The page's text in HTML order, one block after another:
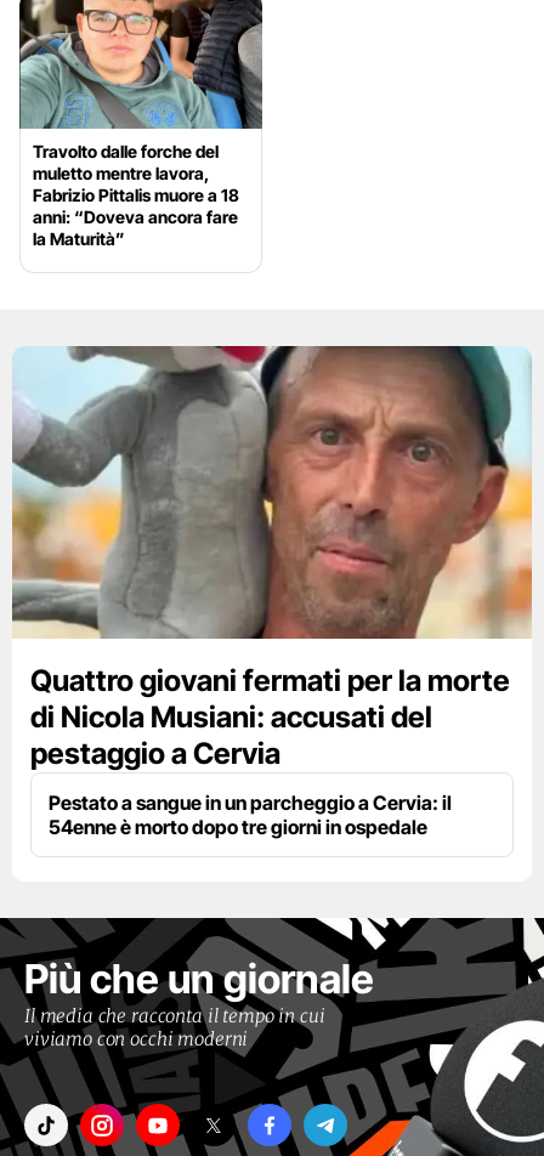
Travolto dalle forche del
muletto mentre lavora,
Fabrizio Pittalis muore a 18
anni: “Doveva ancora fare
la Maturità”
Quattro giovani fermati per la morte
di Nicola Musiani: accusati del
pestaggio a Cervia
Pestato a sangue in un parcheggio a Cervia: il
54enne è morto dopo tre giorni in ospedale
Più che un giornale
Il media che racconta il tempo in cui
viviamo con occhi moderni